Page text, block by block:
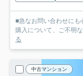
■急なお問い合わせにも
購入について、ご不明
る
中古マンション